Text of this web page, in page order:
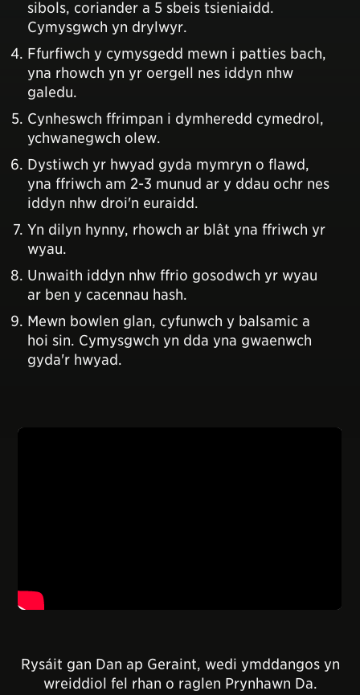
sibols, coriander a 5 sbeis tsieniaidd.
Cymysgwch yn drylwyr.
Ffurfiwch y cymysgedd mewn i patties bach,
yna rhowch yn yr oergell nes iddyn nhw
galedu.
Cynheswch ffrimpan i dymheredd cymedrol,
ychwanegwch olew.
Dystiwch yr hwyad gyda mymryn o flawd,
yna ffriwch am 2-3 munud ar y ddau ochr nes
iddyn nhw droi'n euraidd.
Yn dilyn hynny, rhowch ar blât yna ffriwch yr
wyau.
Unwaith iddyn nhw ffrio gosodwch yr wyau
ar ben y cacennau hash.
Mewn bowlen glan, cyfunwch y balsamic a
hoi sin. Cymysgwch yn dda yna gwaenwch
gyda'r hwyad.
Rysáit gan Dan ap Geraint, wedi ymddangos yn
wreiddiol fel rhan o raglen Prynhawn Da.